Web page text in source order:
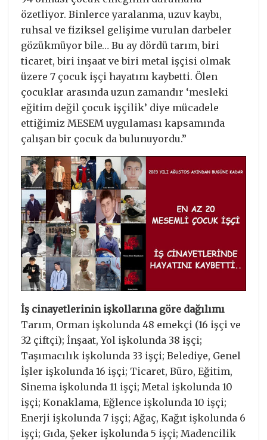
özetliyor. Binlerce yaralanma, uzuv kaybı,
ruhsal ve fiziksel gelişime vurulan darbeler
gözükmüyor bile… Bu ay dördü tarım, biri
ticaret, biri inşaat ve biri metal işçisi olmak
üzere 7 çocuk işçi hayatını kaybetti. Ölen
çocuklar arasında uzun zamandır ‘mesleki
eğitim değil çocuk işçilik’ diye mücadele
ettiğimiz MESEM uygulaması kapsamında
çalışan bir çocuk da bulunuyordu.”
İş cinayetlerinin işkollarına göre dağılımı
Tarım, Orman işkolunda 48 emekçi (16 işçi ve
32 çiftçi); İnşaat, Yol işkolunda 38 işçi;
Taşımacılık işkolunda 33 işçi; Belediye, Genel
İşler işkolunda 16 işçi; Ticaret, Büro, Eğitim,
Sinema işkolunda 11 işçi; Metal işkolunda 10
işçi; Konaklama, Eğlence işkolunda 10 işçi;
Enerji işkolunda 7 işçi; Ağaç, Kağıt işkolunda 6
işçi; Gıda, Şeker işkolunda 5 işçi; Madencilik